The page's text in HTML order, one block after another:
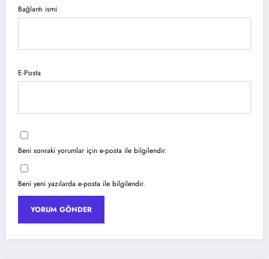
Bağlantı ismi
E-Posta
Beni sonraki yorumlar için e-posta ile bilgilendir.
Beni yeni yazılarda e-posta ile bilgilendir.